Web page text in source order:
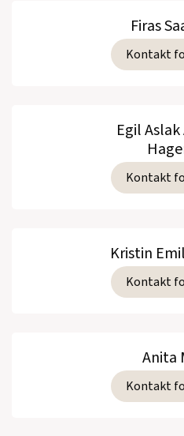
Firas
Kontakt
Egil
Kontakt
Kristin
Kontakt
Anita
Kontakt